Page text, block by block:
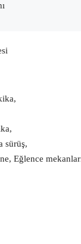
sürüş,
Eğlence